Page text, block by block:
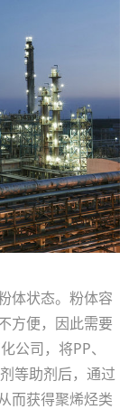
体状态。粉体容
方便，因此需要
公司，将PP、
等助剂后，通过
而获得聚烯烃类